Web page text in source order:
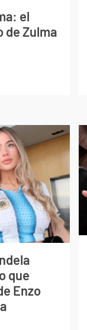
el
de Zulma
que
Enzo